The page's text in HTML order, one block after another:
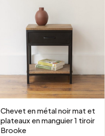
Chevet en métal noir mat et
plateaux en manguier 1 tiroir
Brooke